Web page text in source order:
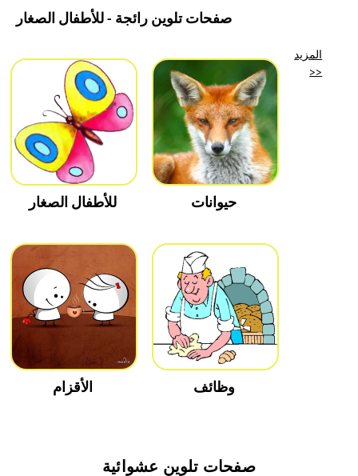
صفحات تلوين رائجة - للأطفال الصغار
للأطفال الصغار حيوانات
الأقزام وظائف
المزيد
>>
صفحات تلوين عشوائية